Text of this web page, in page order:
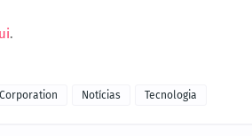
.
Corporation Notícias Tecnologia